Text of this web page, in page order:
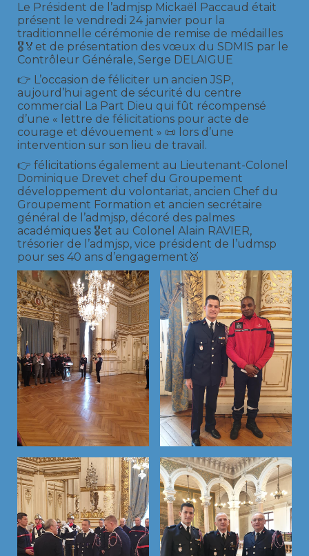
Le Président de l’admjsp Mickaël Paccaud était
présent le vendredi 24 janvier pour la
traditionnelle cérémonie de remise de médailles
🎖🏅et de présentation des vœux du SDMIS par le
Contrôleur Générale, Serge DELAIGUE
👉 L’occasion de féliciter un ancien JSP,
aujourd’hui agent de sécurité du centre
commercial La Part Dieu qui fût récompensé
d’une « lettre de félicitations pour acte de
courage et dévouement » 📜 lors d’une
intervention sur son lieu de travail.
👉 félicitations également au Lieutenant-Colonel
Dominique Drevet chef du Groupement
développement du volontariat, ancien Chef du
Groupement Formation et ancien secrétaire
général de l’admjsp, décoré des palmes
académiques 🎖et au Colonel Alain RAVIER,
trésorier de l’admjsp, vice président de l’udmsp
pour ses 40 ans d’engagement🥇